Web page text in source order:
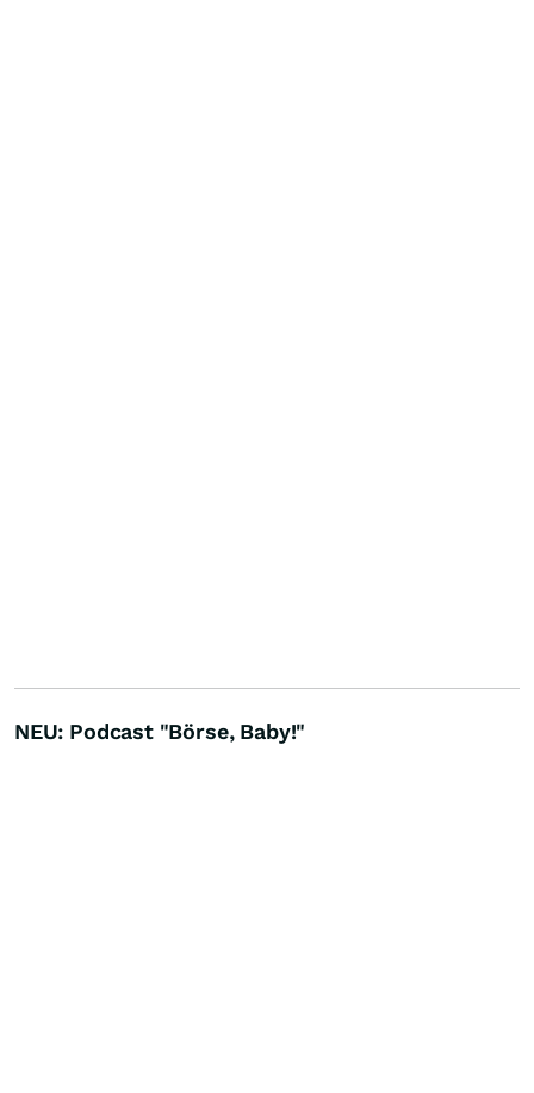
NEU: Podcast "Börse, Baby!"